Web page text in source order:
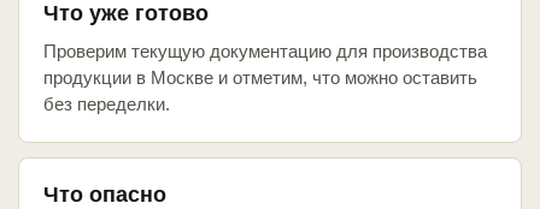
Что уже готово
Проверим текущую документацию для производства
продукции в Москве и отметим, что можно оставить
без переделки.
Что опасно